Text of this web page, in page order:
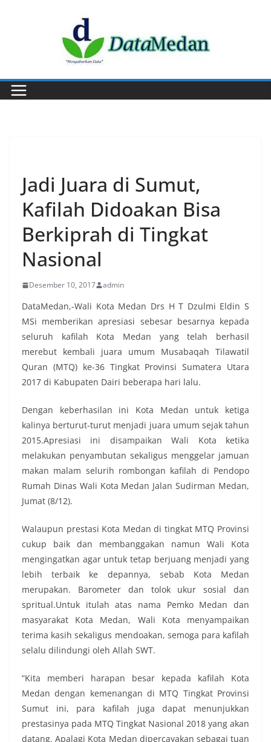
Jadi Juara di Sumut,
Kafilah Didoakan Bisa
Berkiprah di Tingkat
Nasional
Desember 10, 2017 admin
DataMedan,-Wali Kota Medan Drs H T Dzulmi Eldin S
MSi memberikan apresiasi sebesar besarnya kepada
seluruh kafilah Kota Medan yang telah berhasil
merebut kembali juara umum Musabaqah Tilawatil
Quran (MTQ) ke-36 Tingkat Provinsi Sumatera Utara
2017 di Kabupaten Dairi beberapa hari lalu.
Dengan keberhasilan ini Kota Medan untuk ketiga
kalinya berturut-turut menjadi juara umum sejak tahun
2015.Apresiasi ini disampaikan Wali Kota ketika
melakukan penyambutan sekaligus menggelar jamuan
makan malam selurih rombongan kafilah di Pendopo
Rumah Dinas Wali Kota Medan Jalan Sudirman Medan,
Jumat (8/12).
Walaupun prestasi Kota Medan di tingkat MTQ Provinsi
cukup baik dan membanggakan namun Wali Kota
mengingatkan agar untuk tetap berjuang menjadi yang
lebih terbaik ke depannya, sebab Kota Medan
merupakan. Barometer dan tolok ukur sosial dan
spritual.Untuk itulah atas nama Pemko Medan dan
masyarakat Kota Medan, Wali Kota menyampaikan
terima kasih sekaligus mendoakan, semoga para kafilah
selalu dilindungi oleh Allah SWT.
“Kita memberi harapan besar kepada kafilah Kota
Medan dengan kemenangan di MTQ Tingkat Provinsi
Sumut ini, para kafilah juga dapat menunjukkan
prestasinya pada MTQ Tingkat Nasional 2018 yang akan
datang. Apalagi Kota Medan dipercayakan sebagai tuan